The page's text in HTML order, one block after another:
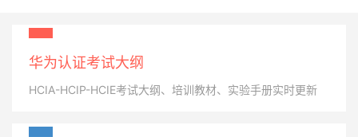
华为认证考试大纲
HCIA-HCIP-HCIE考试大纲、培训教材、实验手册实时更新